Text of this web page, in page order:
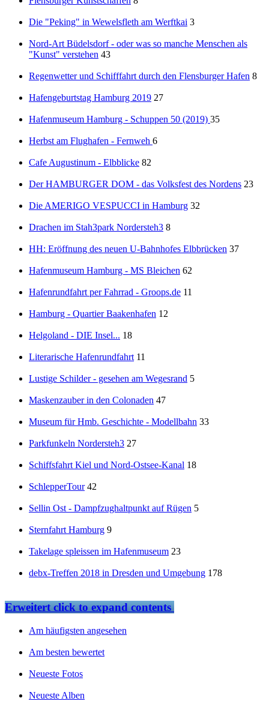
Die "Peking" in Wewelsfleth am Werftkai 3
Nord-Art Büdelsdorf - oder was so manche Menschen als
"Kunst" verstehen 43
Regenwetter und Schifffahrt durch den Flensburger Hafen 8
Hafengeburtstag Hamburg 2019 27
Hafenmuseum Hamburg - Schuppen 50 (2019) 35
Herbst am Flughafen - Fernweh 6
Cafe Augustinum - Elbblicke 82
Der HAMBURGER DOM - das Volksfest des Nordens 23
Die AMERIGO VESPUCCI in Hamburg 32
Drachen im Stah3park Nordersteh3 8
HH: Eröffnung des neuen U-Bahnhofes Elbbrücken 37
Hafenmuseum Hamburg - MS Bleichen 62
Hafenrundfahrt per Fahrrad - Groops.de 11
Hamburg - Quartier Baakenhafen 12
Helgoland - DIE Insel... 18
Literarische Hafenrundfahrt 11
Lustige Schilder - gesehen am Wegesrand 5
Maskenzauber in den Colonaden 47
Museum für Hmb. Geschichte - Modellbahn 33
Parkfunkeln Nordersteh3 27
Schiffsfahrt Kiel und Nord-Ostsee-Kanal 18
SchlepperTour 42
Sellin Ost - Dampfzughaltpunkt auf Rügen 5
Sternfahrt Hamburg 9
Takelage spleissen im Hafenmuseum 23
debx-Treffen 2018 in Dresden und Umgebung 178
Erweitertclick to expand contents
Am häufigsten angesehen
Am besten bewertet
Neueste Fotos
Neueste Alben